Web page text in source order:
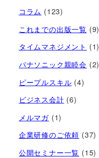
コラム (123)
これまでの出版一覧 (9)
タイムマネジメント (1)
パナソニック親睦会 (2)
ピープルスキル (4)
ビジネス会計 (6)
メルマガ (1)
企業研修のご依頼 (37)
公開セミナー一覧 (15)